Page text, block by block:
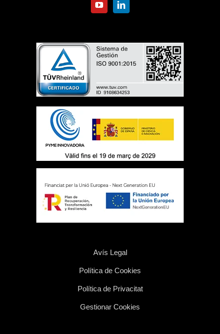
Avís Legal
Política de Cookies
Política de Privacitat
Gestionar Cookies